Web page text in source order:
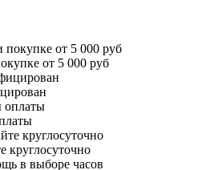
от 5 000 руб
круглосуточно